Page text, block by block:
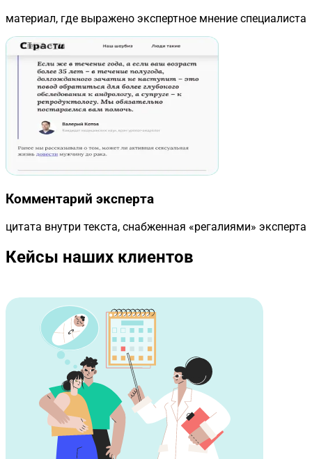
материал, где выражено экспертное мнение специалиста
Комментарий эксперта
цитата внутри текста, снабженная «регалиями» эксперта
Кейсы наших клиентов